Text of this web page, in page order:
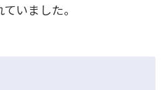
いました。